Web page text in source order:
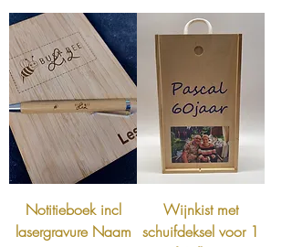
Notitieboek incl
lasergravure Naam
Wijnkist met
schuifdeksel voor 1